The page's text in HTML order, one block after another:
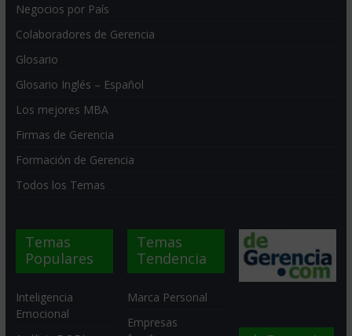
Negocios por País
Colaboradores de Gerencia
Glosario
Glosario Inglés – Español
Los mejores MBA
Firmas de Gerencia
Formación de Gerencia
Todos los Temas
Temas
Populares
Inteligencia
Emocional
Temas
Tendencia
Marca Personal
Empresas